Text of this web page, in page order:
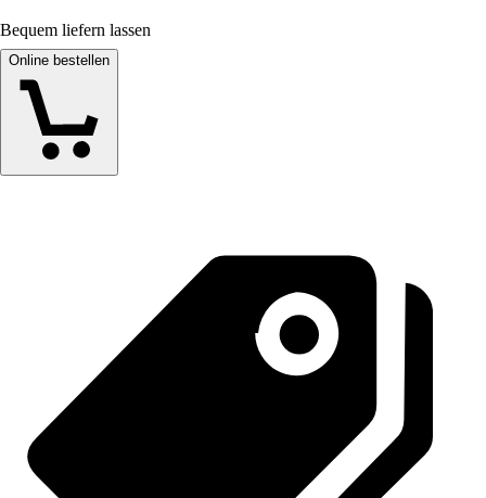
Bequem liefern lassen
Online bestellen